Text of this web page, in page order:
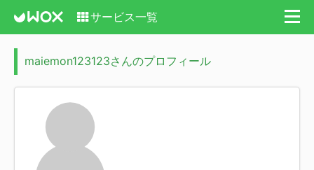
サービス一覧
maiemon123123さんのプロフィール